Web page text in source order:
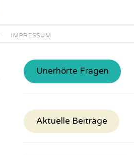
IMPRESSUM
Unerhörte Fragen
Aktuelle Beiträge